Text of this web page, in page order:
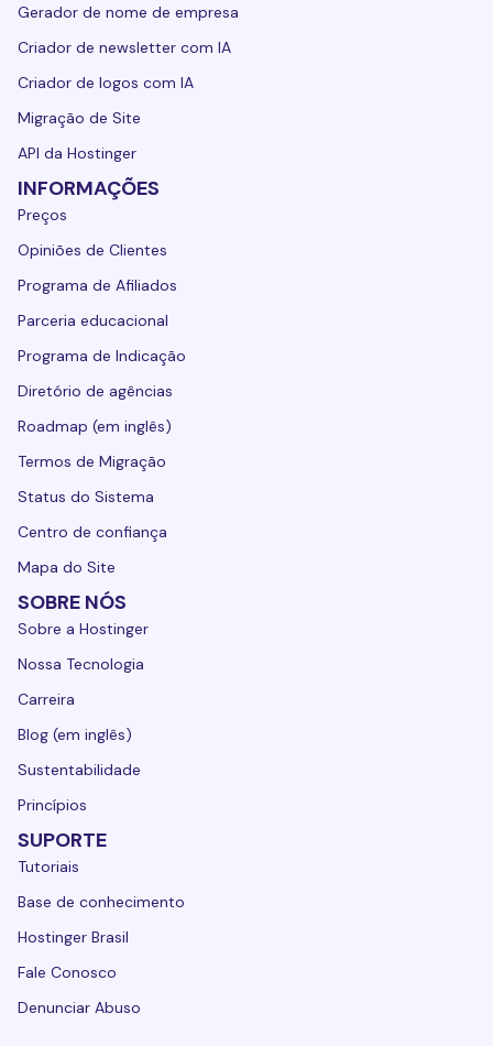
Gerador de nome de empresa
Criador de newsletter com IA
Criador de logos com IA
Migração de Site
API da Hostinger
INFORMAÇÕES
Preços
Opiniões de Clientes
Programa de Afiliados
Parceria educacional
Programa de Indicação
Diretório de agências
Roadmap (em inglês)
Termos de Migração
Status do Sistema
Centro de confiança
Mapa do Site
SOBRE NÓS
Sobre a Hostinger
Nossa Tecnologia
Carreira
Blog (em inglês)
Sustentabilidade
Princípios
SUPORTE
Tutoriais
Base de conhecimento
Hostinger Brasil
Fale Conosco
Denunciar Abuso